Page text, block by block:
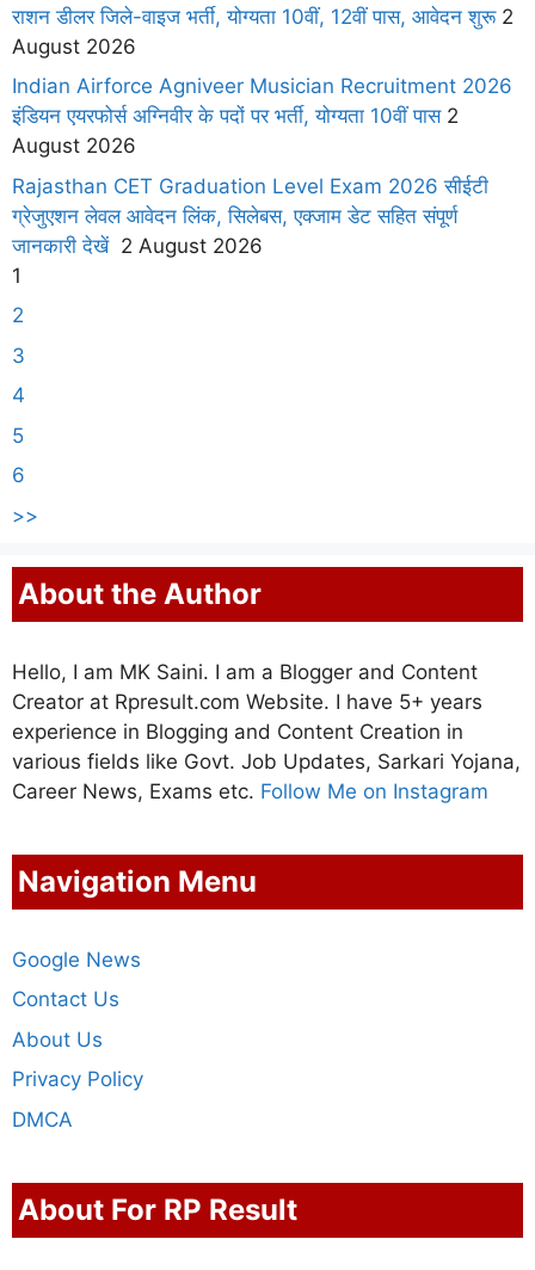
राशन डीलर जिले-वाइज भर्ती, योग्यता 10वीं, 12वीं पास, आवेदन शुरू2
August 2026
Indian Airforce Agniveer Musician Recruitment 2026
इंडियन एयरफोर्स अग्निवीर के पदों पर भर्ती, योग्यता 10वीं पास2
August 2026
Rajasthan CET Graduation Level Exam 2026 सीईटी
ग्रेजुएशन लेवल आवेदन लिंक, सिलेबस, एक्जाम डेट सहित संपूर्ण
जानकारी देखें 2 August 2026
1
2
3
4
5
6
>>
About the Author
Hello, I am MK Saini. I am a Blogger and Content
Creator at Rpresult.com Website. I have 5+ years
experience in Blogging and Content Creation in
various fields like Govt. Job Updates, Sarkari Yojana,
Career News, Exams etc. Follow Me on Instagram
Navigation Menu
Google News
Contact Us
About Us
Privacy Policy
DMCA
About For RP Result